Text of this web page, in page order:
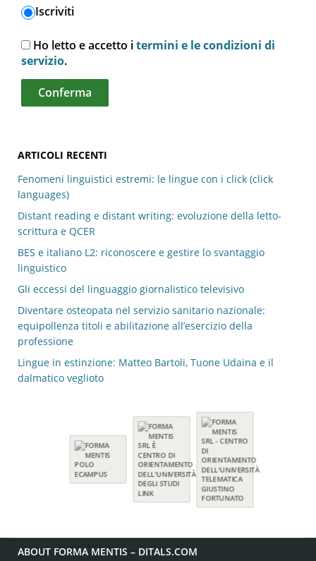
Iscriviti
Ho letto e accetto itermini e le condizioni di
servizio.
ARTICOLI RECENTI
Fenomeni linguistici estremi: le lingue con i click (click
languages)
Distant reading e distant writing: evoluzione della letto-
scrittura e QCER
BES e italiano L2: riconoscere e gestire lo svantaggio
linguistico
Gli eccessi del linguaggio giornalistico televisivo
Diventare osteopata nel servizio sanitario nazionale:
equipollenza titoli e abilitazione all’esercizio della
professione
Lingue in estinzione: Matteo Bartoli, Tuone Udaina e il
dalmatico veglioto
ABOUT FORMA MENTIS – DITALS.COM